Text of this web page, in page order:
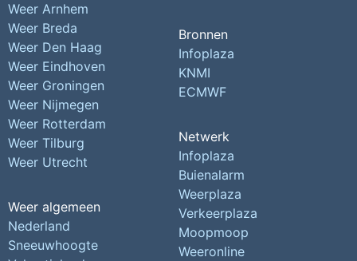
Weer Arnhem
Weer Breda
Weer Den Haag
Weer Eindhoven
Weer Groningen
Weer Nijmegen
Weer Rotterdam
Weer Tilburg
Weer Utrecht
Weer algemeen
Nederland
Sneeuwhoogte
Bronnen
Infoplaza
KNMI
ECMWF
Netwerk
Infoplaza
Buienalarm
Weerplaza
Verkeerplaza
Moopmoop
Weeronline